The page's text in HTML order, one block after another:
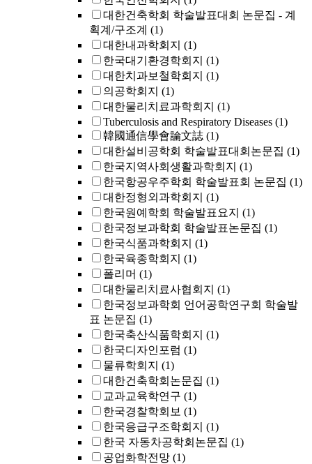
대한건축학회 학술발표대회 논문집 - 계
획계/구조계 (1)
대한내과학회지 (1)
한국대기환경학회지 (1)
대한치과보철학회지 (1)
의공학회지 (1)
대한물리치료과학회지 (1)
Tuberculosis and Respiratory Diseases (1)
韓國通信學會論文誌 (1)
대한설비공학회 학술발표대회논문집 (1)
한국지역사회생활과학회지 (1)
한국항공우주학회 학술발표회 논문집 (1)
대한정형외과학회지 (1)
한국원예학회 학술발표요지 (1)
한국정보과학회 학술발표논문집 (1)
한국식품과학회지 (1)
한국육종학회지 (1)
폴리머 (1)
대한물리치료사협회지 (1)
한국정보과학회 언어공학연구회 학술발
표 논문집 (1)
한국축산식품학회지 (1)
한국디자인포럼 (1)
물류학회지 (1)
대한건축학회논문집 (1)
교과교육학연구 (1)
한국경찰학회보 (1)
한국응급구조학회지 (1)
한국 자동차공학회논문집 (1)
공업화학전망 (1)